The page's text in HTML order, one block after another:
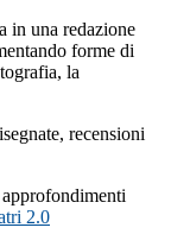
in una redazione
forme di
la
recensioni
2.0